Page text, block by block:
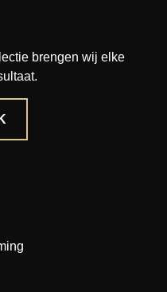
brengen wij elke